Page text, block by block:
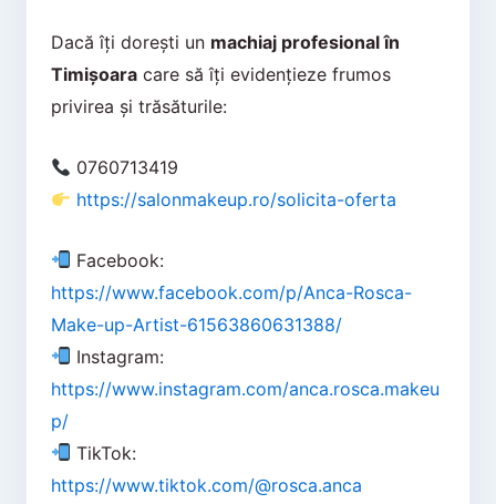
Dacă îți dorești un machiaj profesional în
Timișoaracare să îți evidențieze frumos
privirea și trăsăturile:
0760713419
https://salonmakeup.ro/solicita-oferta
Facebook:
https://www.facebook.com/p/Anca-Rosca-
Make-up-Artist-61563860631388/
Instagram:
https://www.instagram.com/anca.rosca.makeu
p/
TikTok:
https://www.tiktok.com/@rosca.anca